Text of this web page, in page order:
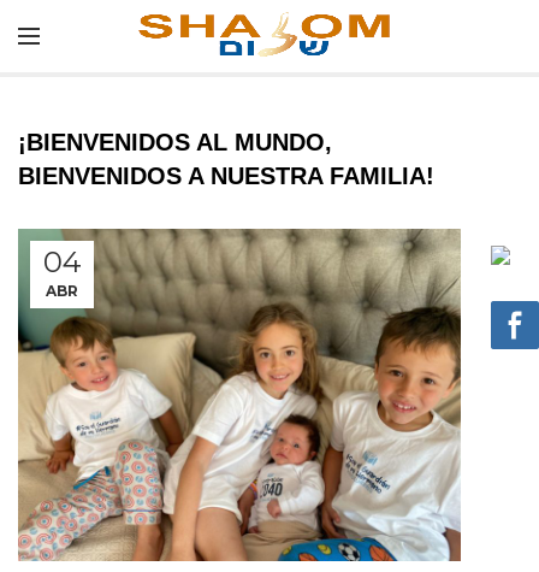
¡BIENVENIDOS AL MUNDO,
BIENVENIDOS A NUESTRA FAMILIA!
04
ABR